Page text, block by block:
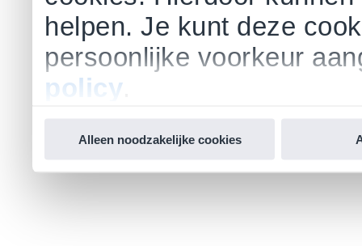
helpen. Je kunt deze
persoonlijke voorkeur
policy
Alleen noodzakelijke cookies